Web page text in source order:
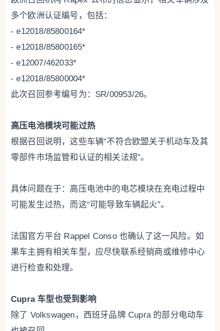
多个欧洲认证编号，包括：
- e12018/85800164*
- e12018/85800165*
- e12007/462033*
- e12018/85800004*
此次召回参考编号为：SR/00953/26。
高压电池模块可能过热
根据召回说明，这些车辆“不符合欧盟关于机动车及其
零部件市场监管和认证的相关法规”。
具体问题在于：高压电池中的电芯模块在充电过程中
可能发生过热，而这“可能导致车辆起火”。
法国官方平台 Rappel Conso 也确认了这一风险。如
果车主拥有相关车型，应尽快联系经销商或维修中心
进行检查和处理。
Cupra 车型也受到影响
除了 Volkswagen，西班牙品牌 Cupra 的部分电动车